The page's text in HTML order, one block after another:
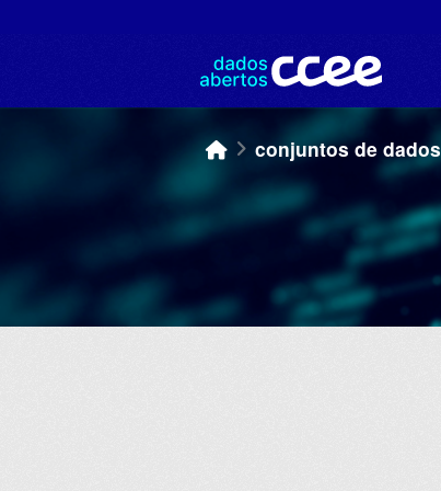
conjuntos de dados